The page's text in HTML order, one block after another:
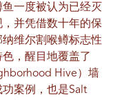
一度被认为已经灭
并凭借数十年的保
维尔割喉鳟标志性
，醒目地覆盖了
Hive）墙
案例，也是Salt